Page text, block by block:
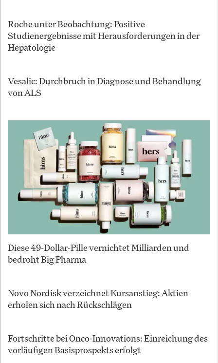
Roche unter Beobachtung: Positive
Studienergebnisse mit Herausforderungen in der
Hepatologie
Vesalic: Durchbruch in Diagnose und Behandlung
von ALS
Diese 49-Dollar-Pille vernichtet Milliarden und
bedroht Big Pharma
Novo Nordisk verzeichnet Kursanstieg: Aktien
erholen sich nach Rückschlägen
Fortschritte bei Onco-Innovations: Einreichung des
vorläufigen Basisprospekts erfolgt